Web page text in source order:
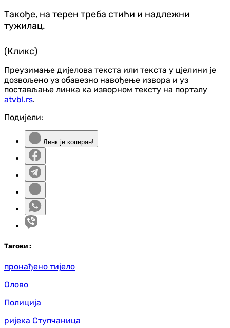
Такође, на терен треба стићи и надлежни
тужилац.
(Кликс)
Преузимање дијелова текста или текста у цјелини је
дозвољено уз обавезно навођење извора и уз
постављање линка ка изворном тексту на порталу
atvbl.rs.
Подијели:
Линк је копиран!
Тагови :
пронађено тијело
Олово
Полиција
ријека Ступчаница